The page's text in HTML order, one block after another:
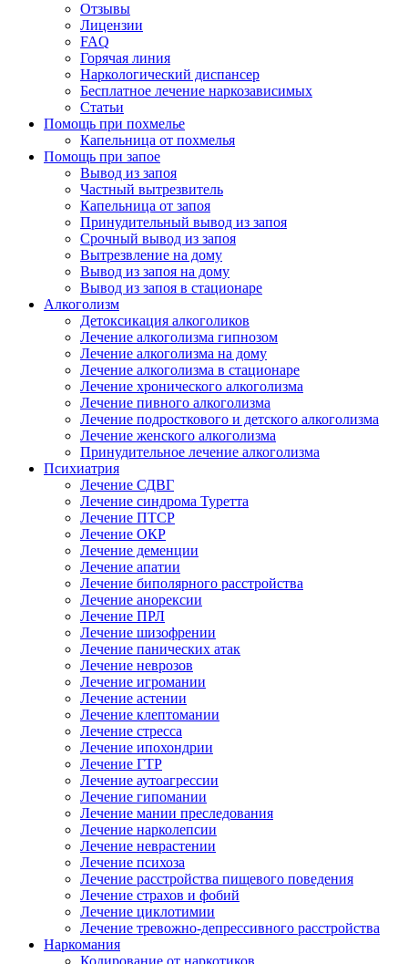
Отзывы
Лицензии
FAQ
Горячая линия
Наркологический диспансер
Бесплатное лечение наркозависимых
Статьи
Помощь при похмелье
Капельница от похмелья
Помощь при запое
Вывод из запоя
Частный вытрезвитель
Капельница от запоя
Принудительный вывод из запоя
Срочный вывод из запоя
Вытрезвление на дому
Вывод из запоя на дому
Вывод из запоя в стационаре
Алкоголизм
Детоксикация алкоголиков
Лечение алкоголизма гипнозом
Лечение алкоголизма на дому
Лечение алкоголизма в стационаре
Лечение хронического алкоголизма
Лечение пивного алкоголизма
Лечение подросткового и детского алкоголизма
Лечение женского алкоголизма
Принудительное лечение алкоголизма
Психиатрия
Лечение СДВГ
Лечение синдрома Туретта
Лечение ПТСР
Лечение ОКР
Лечение деменции
Лечение апатии
Лечение биполярного расстройства
Лечение анорексии
Лечение ПРЛ
Лечение шизофрении
Лечение панических атак
Лечение неврозов
Лечение игромании
Лечение астении
Лечение клептомании
Лечение стресса
Лечение ипохондрии
Лечение ГТР
Лечение аутоагрессии
Лечение гипомании
Лечение мании преследования
Лечение нарколепсии
Лечение неврастении
Лечение психоза
Лечение расстройства пищевого поведения
Лечение страхов и фобий
Лечение циклотимии
Лечение тревожно-депрессивного расстройства
Наркомания
Кодирование от наркотиков